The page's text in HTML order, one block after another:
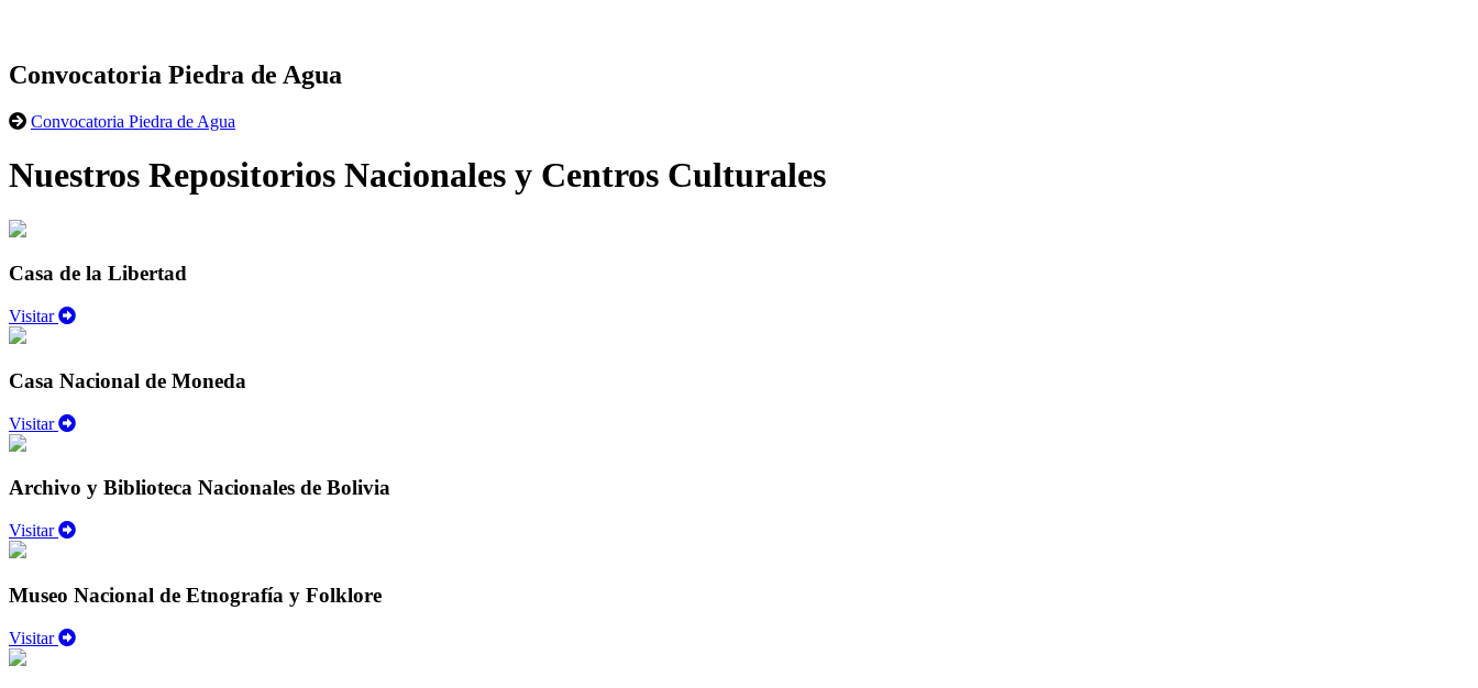
Convocatoria Piedra de Agua
Convocatoria Piedra de Agua
Nuestros Repositorios Nacionales y Centros Culturales
Casa de la Libertad
Visitar
Casa Nacional de Moneda
Visitar
Archivo y Biblioteca Nacionales de Bolivia
Visitar
Museo Nacional de Etnografía y Folklore
Visitar